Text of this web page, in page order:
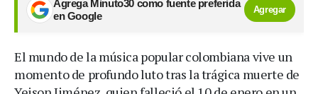
Agrega Minuto30 como fuente preferida
en Google
Agregar
El mundo de la música popular colombiana vive un
momento de profundo luto tras la trágica muerte de